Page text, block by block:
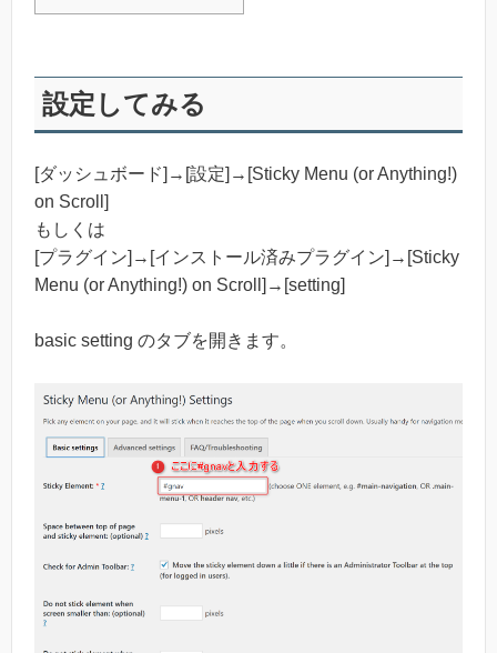
設定してみる
[ダッシュボード]→[設定]→[Sticky Menu (or Anything!)
on Scroll]
もしくは
[プラグイン]→[インストール済みプラグイン]→[Sticky
Menu (or Anything!) on Scroll]→[setting]
basic setting のタブを開きます。